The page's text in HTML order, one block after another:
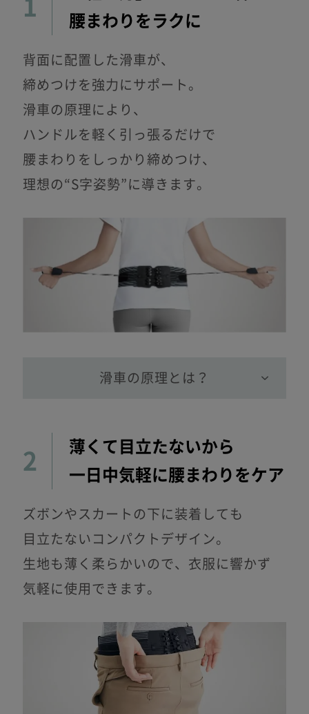
1
腰まわりをラクに
背面に配置した滑車が、
締めつけを強力にサポート。
滑車の原理により、
ハンドルを軽く引っ張るだけで
腰まわりをしっかり締めつけ、
理想の“S字姿勢”に導きます。
滑車の原理とは？
2
薄くて目立たないから
一日中気軽に腰まわりをケア
ズボンやスカートの下に装着しても
目立たないコンパクトデザイン。
生地も薄く柔らかいので、衣服に響かず
気軽に使用できます。